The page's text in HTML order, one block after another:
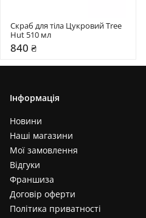
Скраб для тіла Цукровий Tree
Hut 510 мл
840 ₴
Інформація
Новини
Наші магазини
Мої замовлення
Відгуки
Франшиза
Договір оферти
Політика приватності